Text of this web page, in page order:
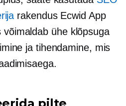
rakendus Ecwid App
võimaldab ühe klõpsuga
ja tihendamine, mis